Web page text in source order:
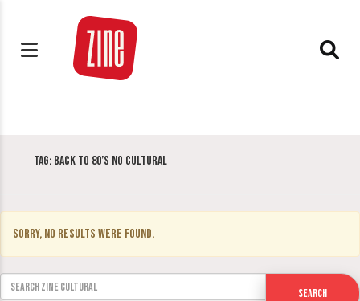
Tag: Back to 80’s no Cultural
Sorry, no results were found.
Search for:
Search